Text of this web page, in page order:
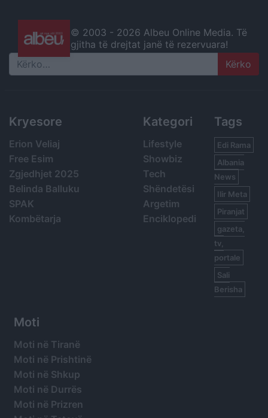
© 2003 - 2026 Albeu Online Media. Të
gjitha të drejtat janë të rezervuara!
Search
Kryesore
Erion Veliaj
Free Esim
Zgjedhjet 2025
Belinda Balluku
SPAK
Kombëtarja
Kategori
Lifestyle
Showbiz
Tech
Shëndetësi
Argetim
Enciklopedi
Tags
Edi Rama
Albania
News
Ilir Meta
Piranjat
gazeta,
tv,
portale
Sali
Berisha
Moti
Moti në Tiranë
Moti në Prishtinë
Moti në Shkup
Moti në Durrës
Moti në Prizren